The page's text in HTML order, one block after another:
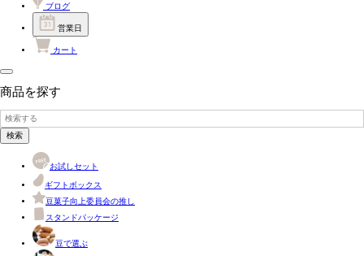
ブログ
営業日
カート
商品を探す
検索
お試しセット
ギフトボックス
豆菓子向上委員会の推し
スタンドパッケージ
豆で選ぶ